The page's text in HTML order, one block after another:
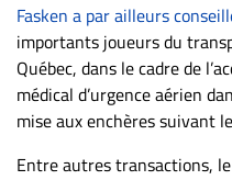
Fasken a par ailleurs
importants joueurs du
Québec, dans le cadre de
médical d’urgence aérien
mise aux enchères suivant
Entre autres transactions,